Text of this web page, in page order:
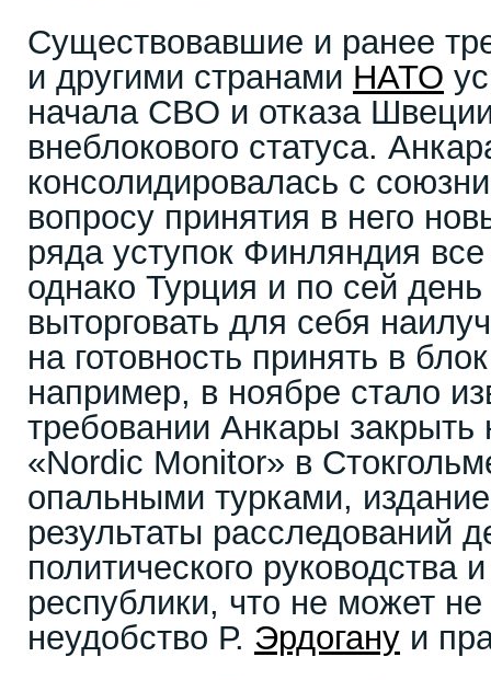
Существовавшие и ранее
и другими странами НАТО
начала СВО и отказа
внеблокового статуса.
консолидировалась с
вопросу принятия в него
ряда уступок Финляндия
однако Турция и по сей
выторговать для себя
на готовность принять в
например, в ноябре стало
требовании Анкары закрыть
«Nordic Monitor» в
опальными турками,
результаты расследований
политического руководства
республики, что не может не
неудобство Р. Эрдогану и